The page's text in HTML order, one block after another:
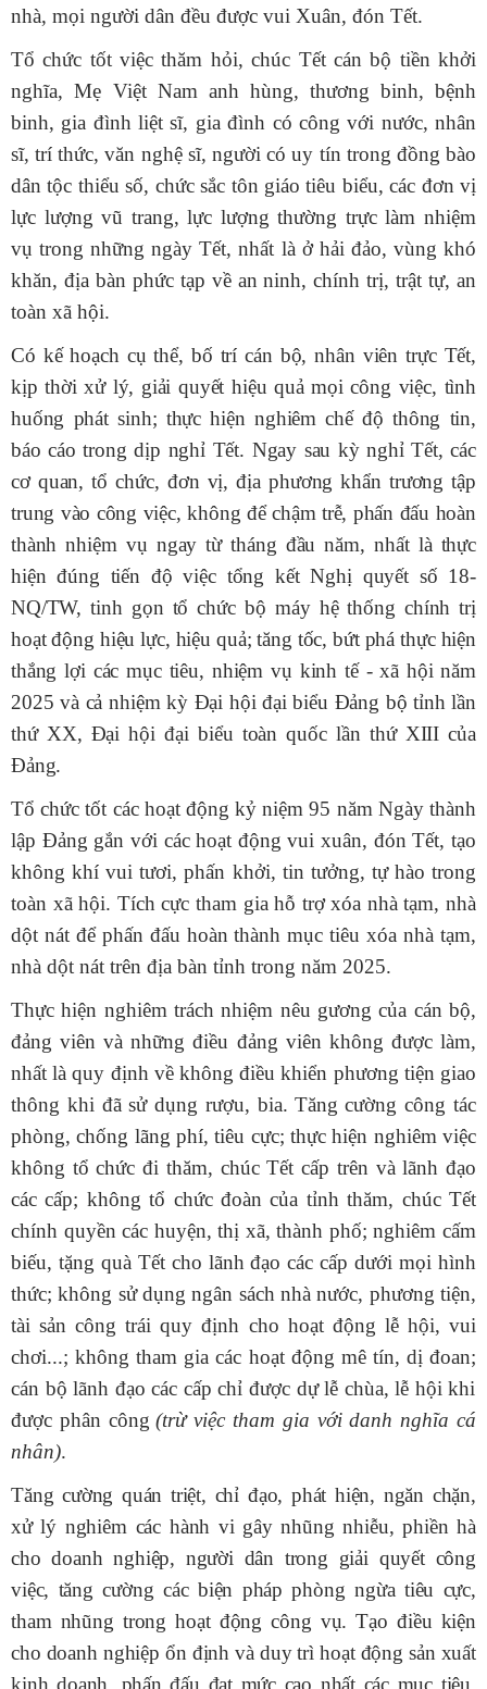
nhà, mọi người dân đều được vui Xuân, đón Tết.
Tổ chức tốt việc thăm hỏi, chúc Tết cán bộ tiền khởi
nghĩa,Mẹ Việt Nam anh hùng, thương binh, bệnh
binh, gia đình liệt sĩ, gia đình có công với nước, nhân
sĩ, trí thức, văn nghệ sĩ, người có uy tín trong đồng bào
dân tộc thiểu số, chức sắc tôn giáo tiêu biểu, các đơn vị
lực lượng vũ trang, lực lượng thường trực làm nhiệm
vụ trong những ngày Tết,nhất là ở hải đảo, vùng khó
khăn, địa bàn phức tạp về an ninh,chính trị, trật tự, an
toàn xã hội.
Có kế hoạch cụ thể, bố trí cán bộ, nhân viên trực Tết,
kịp thời xử lý, giải quyết hiệu quả mọi công việc, tình
huống phát sinh; thực hiện nghiêm chế độ thông tin,
báo cáo trong dịp nghỉ Tết. Ngay sau kỳ nghỉ Tết, các
cơ quan, tổ chức, đơn vị, địa phương khẩn trương tập
trung vào công việc, không để chậm trễ, phấn đấu hoàn
thành nhiệm vụ ngay từ tháng đầu năm, nhất là thực
hiện đúng tiến độ việc tổng kết Nghị quyết số 18-
NQ/TW, tinh gọn tổ chức bộ máy hệ thống chính trị
hoạt động hiệu lực, hiệu quả; tăng tốc, bứt phá thực hiện
thắng lợi các mục tiêu, nhiệm vụ kinh tế - xã hội năm
2025 và cả nhiệm kỳ Đại hội đại biểu Đảng bộ tỉnh lần
thứ XX, Đại hội đại biểu toàn quốc lần thứ XIII của
Đảng.
Tổ chức tốt các hoạt động kỷ niệm 95 năm Ngày thành
lập Đảng gắn với các hoạt động vui xuân, đón Tết, tạo
không khí vui tươi, phấn khởi, tin tưởng, tự hào trong
toàn xã hội. Tích cực tham gia hỗ trợ xóa nhà tạm, nhà
dột nát để phấn đấu hoàn thành mục tiêu xóa nhà tạm,
nhà dột nát trên địa bàn tỉnh trong năm 2025.
Thực hiện nghiêm trách nhiệm nêu gương của cán bộ,
đảng viên và những điều đảng viên không được làm,
nhất là quy định về không điều khiển phương tiện giao
thông khi đã sử dụng rượu, bia. Tăng cường công tác
phòng, chống lãng phí, tiêu cực; thực hiện nghiêm việc
không tổ chức đi thăm, chúc Tết cấp trên và lãnh đạo
các cấp; không tổ chức đoàn của tỉnh thăm, chúc Tết
chính quyền các huyện, thị xã, thành phố; nghiêm cấm
biếu, tặng quà Tết cho lãnh đạo các cấp dưới mọi hình
thức; không sử dụng ngân sách nhà nước, phương tiện,
tài sản công trái quy định cho hoạt động lễ hội, vui
chơi...; không tham gia các hoạt động mê tín, dị đoan;
cán bộ lãnh đạo các cấp chỉ được dự lễ chùa, lễ hội khi
được phân công (trừ việc tham gia với danh nghĩa cá
nhân).
Tăng cường quán triệt, chỉ đạo, phát hiện, ngăn chặn,
xử lý nghiêm các hành vi gây nhũng nhiễu, phiền hà
cho doanh nghiệp, người dân trong giải quyết công
việc, tăng cường các biện pháp phòng ngừa tiêu cực,
tham nhũng trong hoạt động công vụ. Tạo điều kiện
cho doanh nghiệp ổn định và duy trì hoạt động sản xuất
kinh doanh, phấn đấu đạt mức cao nhất các mục tiêu,